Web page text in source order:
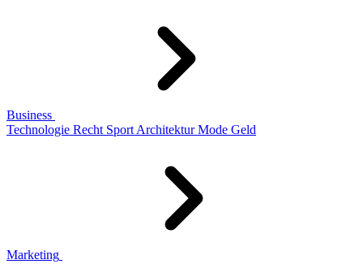
Business
Technologie Recht Sport Architektur Mode Geld
Marketing